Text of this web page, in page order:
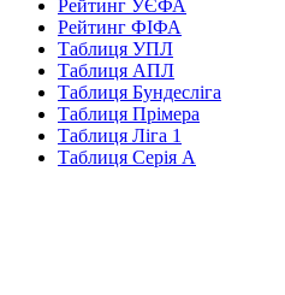
Рейтинг УЄФА
Рейтинг ФІФА
Таблиця УПЛ
Таблиця АПЛ
Таблиця Бундесліга
Таблиця Прімера
Таблиця Ліга 1
Таблиця Серія А